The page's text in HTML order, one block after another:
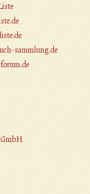
sammlung.de